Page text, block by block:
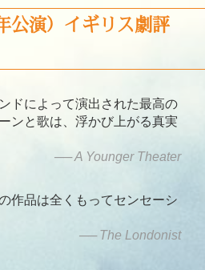
公演）イギリス劇評
ドによって演出された最高の
ンと歌は、浮かび上がる真実
A Younger Theater
作品は全くもってセンセーシ
The Londonist